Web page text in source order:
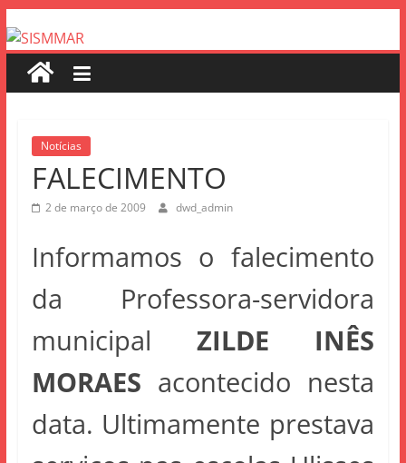
Notícias
FALECIMENTO
2 de março de 2009 dwd_admin
Informamos o falecimento
da Professora-servidora
municipal ZILDE INÊS
MORAES acontecido nesta
data. Ultimamente prestava